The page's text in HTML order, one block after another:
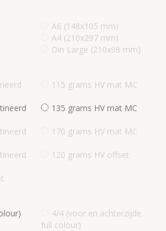
A6 (148x105 mm)
A4 (210x297 mm)
Din Large (210x98 mm)
115 grams HV mat MC
135 grams HV mat MC
170 grams HV mat MC
120 grams HV offset
4/4 (voor en achterzijde
full colour)